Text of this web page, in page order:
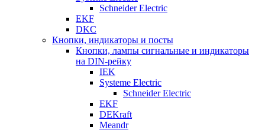
Schneider Electric
EKF
DKC
Кнопки, индикаторы и посты
Кнопки, лампы сигнальные и индикаторы
на DIN-рейку
IEK
Systeme Electric
Schneider Electric
EKF
DEKraft
Meandr